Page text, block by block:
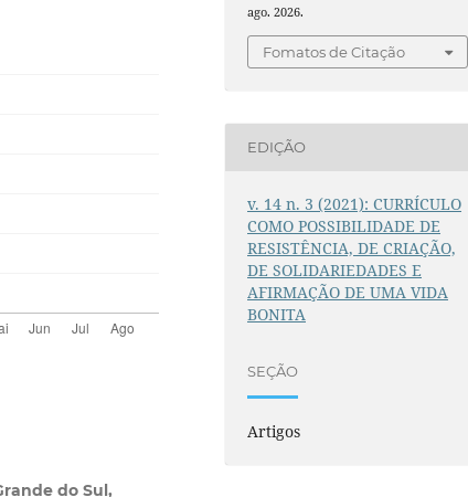
do Sul,
ago. 2026.
Fomatos de Citação
EDIÇÃO
v. 14 n. 3 (2021): CURRÍCULO
COMO POSSIBILIDADE DE
RESISTÊNCIA, DE CRIAÇÃO,
DE SOLIDARIEDADES E
AFIRMAÇÃO DE UMA VIDA
BONITA
SEÇÃO
Artigos